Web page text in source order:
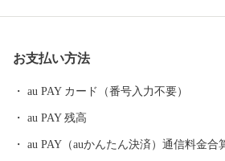
お支払い方法
au PAY カード（番号入力不要）
au PAY 残高
au PAY（auかんたん決済）通信料金合